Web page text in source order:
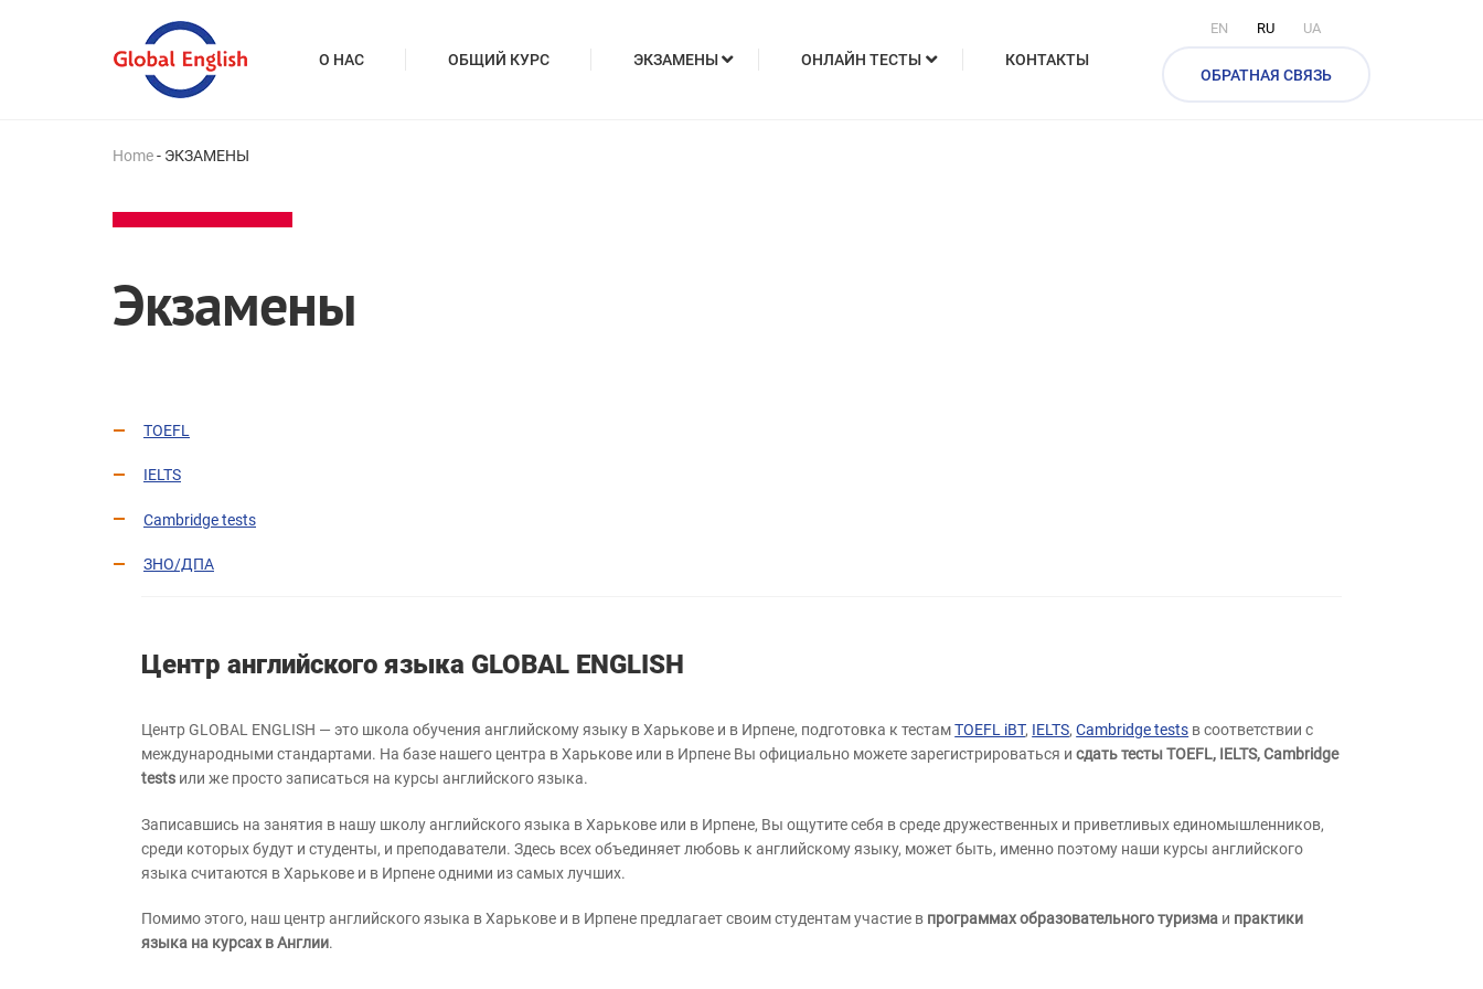
О НАС ОБЩИЙ КУРС ЭКЗАМЕНЫ ОНЛАЙН ТЕСТЫ КОНТАКТЫ
EN RU UA
ОБРАТНАЯ СВЯЗЬ
Home- ЭКЗАМЕНЫ
Экзамены
TOEFL
IELTS
Cambridge tests
ЗНО/ДПА
Центр английского языка GLOBAL ENGLISH
Центр GLOBAL ENGLISH — это школа обучения английскому языку в Харькове и в Ирпене, подготовка к тестамTOEFL iBT, IELTS,Cambridge tests в соответствии с
международными стандартами. На базе нашего центра в Харькове или в Ирпене Вы официально можете зарегистрироваться исдать тесты TOEFL, IELTS, Cambridge
tests или же просто записаться на курсы английского языка.
Записавшись на занятия в нашу школу английского языка в Харькове или в Ирпене, Вы ощутите себя в среде дружественных и приветливых единомышленников,
среди которых будут и студенты, и преподаватели. Здесь всех объединяет любовь к английскому языку, может быть, именно поэтому наши курсы английского
языка считаются в Харькове и в Ирпене одними из самых лучших.
Помимо этого, наш центр английского языка в Харькове и в Ирпене предлагает своим студентам участие в программах образовательного туризма и практики
языка на курсах в Англии.